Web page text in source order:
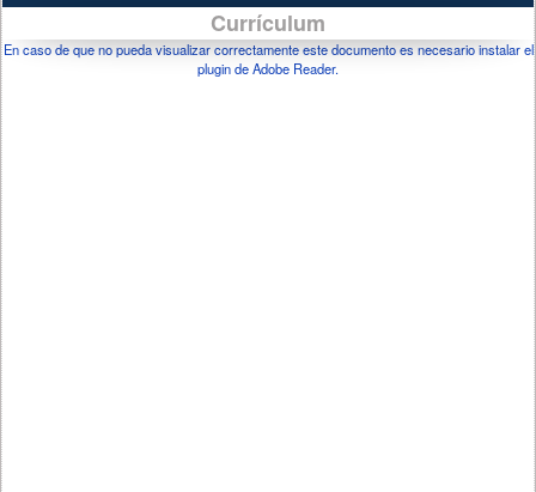
Currículum
En caso de que no pueda visualizar correctamente este documento es necesario instalar el
plugin de Adobe Reader.